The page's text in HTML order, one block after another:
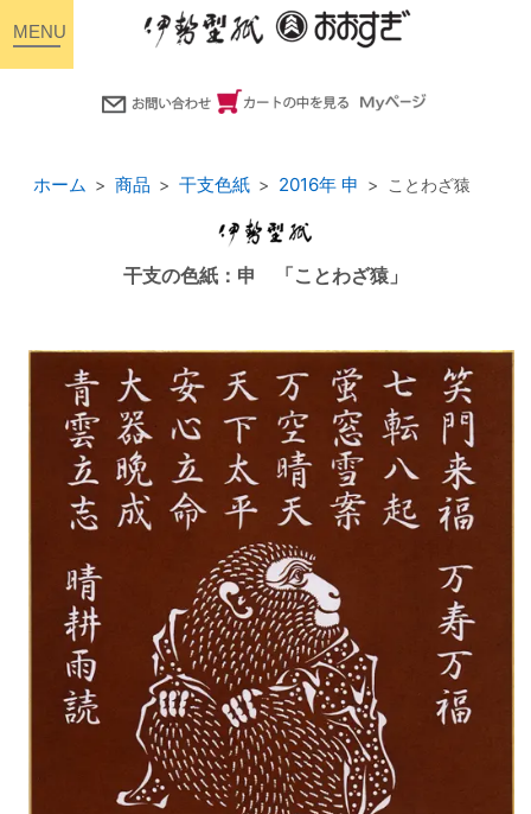
ホーム 商品 干支色紙 2016年 申 ことわざ猿
干支の色紙：申 「ことわざ猿」
toggle
navigation